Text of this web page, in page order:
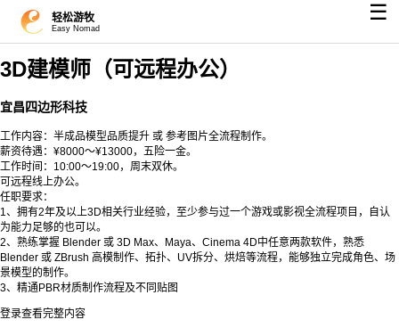
轻松游牧
Easy Nomad
☰
3D建模师（可远程办公）
宜昌四边形科技
工作内容：半成品模型品质提升 或 参考图片全流程制作。
薪资待遇：¥8000～¥13000，五险一金。
⼯作时间：10:00～19:00，周末双休。
可远程线上办公。
任职要求：
1、拥有2年及以上3D相关⾏业经验，⾄少参与过一个游戏或影视全流程项目，⾃认
为能力足够的也可以。
2、熟练掌握 Blender 或 3D Max、Maya、Cinema 4D中任意两款软件，熟悉
Blender 或 ZBrush 高模制作、拓扑、UV拆分、烘焙等流程，能够独立完成角色、场
景模型的制作。
3、精通PBR材质制作流程及不同贴图
登录查看完整内容